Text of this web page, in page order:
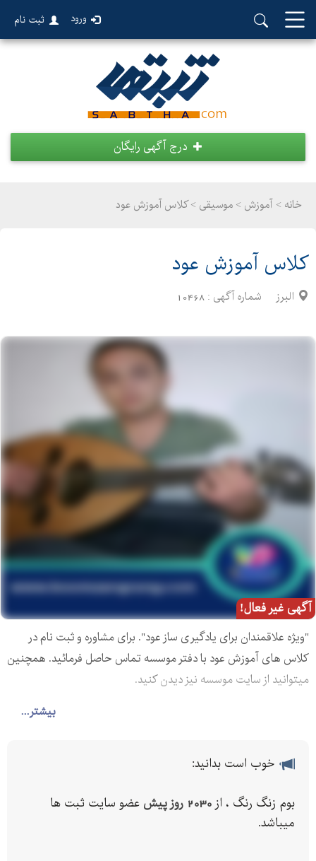
ورود ثبت نام
درج آگهی رایگان
خانه > آموزش > موسیقی > کلاس آموزش عود
کلاس آموزش عود
البرز شماره آگهی : 10468
آگهی غیر فعال!
بیشتر...
"ویژه علاقمندان برای یادگیری ساز عود". برای مشاوره و ثبت نام در
کلاس های آموزش عود با دفتر موسسه تماس حاصل فرمائید. همچنین
میتوانید از سایت موسسه نیز دیدن کنید.
خوب است بدانید:
بوم زنگ رنگ ، از 2030 روز پیش
عضو سایت ثبت ها
میباشد.